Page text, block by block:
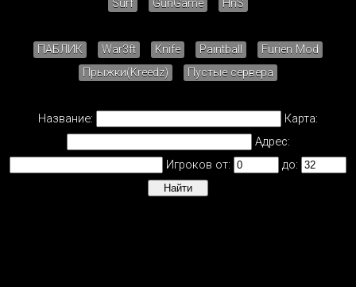
Surf GunGame HnS
ПАБЛИК War3ft Knife Paintball
Furien Mod
Прыжки(Kreedz)
Пустые сервера
Название:
Карта:
Адрес:
Игроков от:
до: